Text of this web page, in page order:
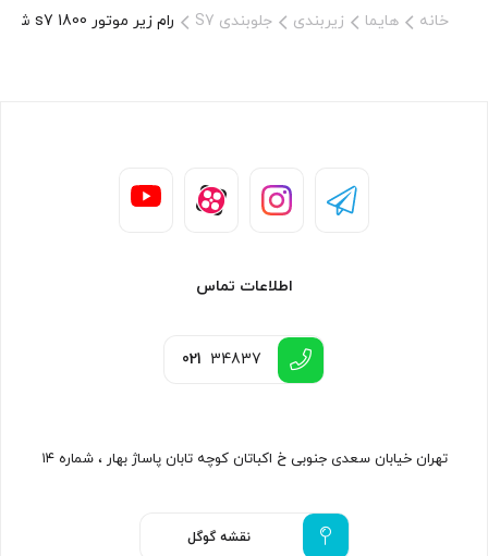
خانه هایما زیربندی جلوبندی S7 رام زیر موتور s7 1800 شرکتی
اطلاعات تماس
021 34837
تهران خیابان سعدی جنوبی خ اکباتان کوچه تابان پاساژ بهار ، شماره ۱۴
نقشه گوگل